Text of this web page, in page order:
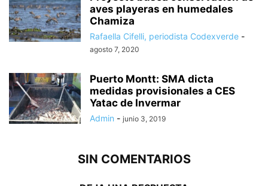
aves playeras en humedales
Chamiza
Rafaella Cifelli, periodista Codexverde -
agosto 7, 2020
Puerto Montt: SMA dicta
medidas provisionales a CES
Yatac de Invermar
Admin - junio 3, 2019
SIN COMENTARIOS